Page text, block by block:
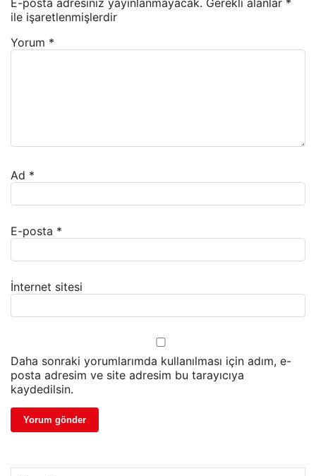
E-posta adresiniz yayınlanmayacak. Gerekli alanlar *
ile işaretlenmişlerdir
Yorum *
Ad *
E-posta *
İnternet sitesi
Daha sonraki yorumlarımda kullanılması için adım, e-
posta adresim ve site adresim bu tarayıcıya
kaydedilsin.